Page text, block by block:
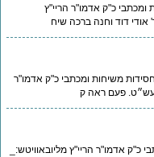
כ"ק אדמו"ר הריי"ץ
דוד וחנה ברכה שיח
משיחות ומכתבי כ"ק אדמו"ר
פעם ראה ק
אדמו"ר הריי"ץ מליובאוויטש:_